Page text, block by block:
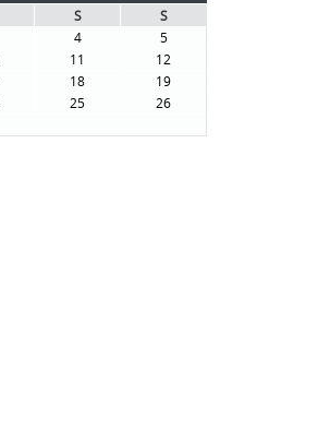
S S
4
5
11
12
18
19
25
26